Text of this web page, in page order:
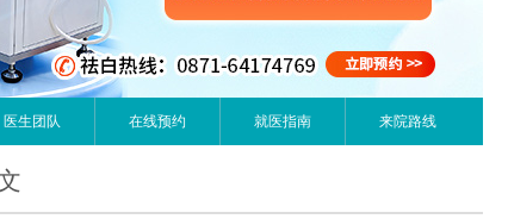
医生团队 在线预约 就医指南 来院路线